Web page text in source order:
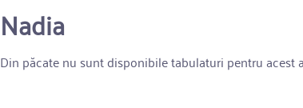
Nadia
Din păcate nu sunt disponibile tabulaturi pentru acest